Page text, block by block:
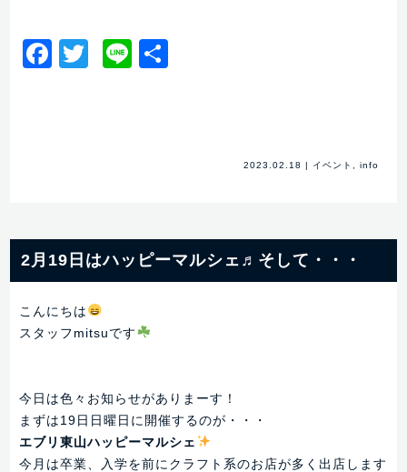
Facebook
Twitter
Line
2023.02.18 | イベント info
2月19日はハッピーマルシェ♬そして・・・
こんにちは
スタッフmitsuです
今日は色々お知らせがありまーす！
まずは19日日曜日に開催するのが・・・
エブリ東山ハッピーマルシェ
今月は卒業、入学を前にクラフト系のお店が多く出店します